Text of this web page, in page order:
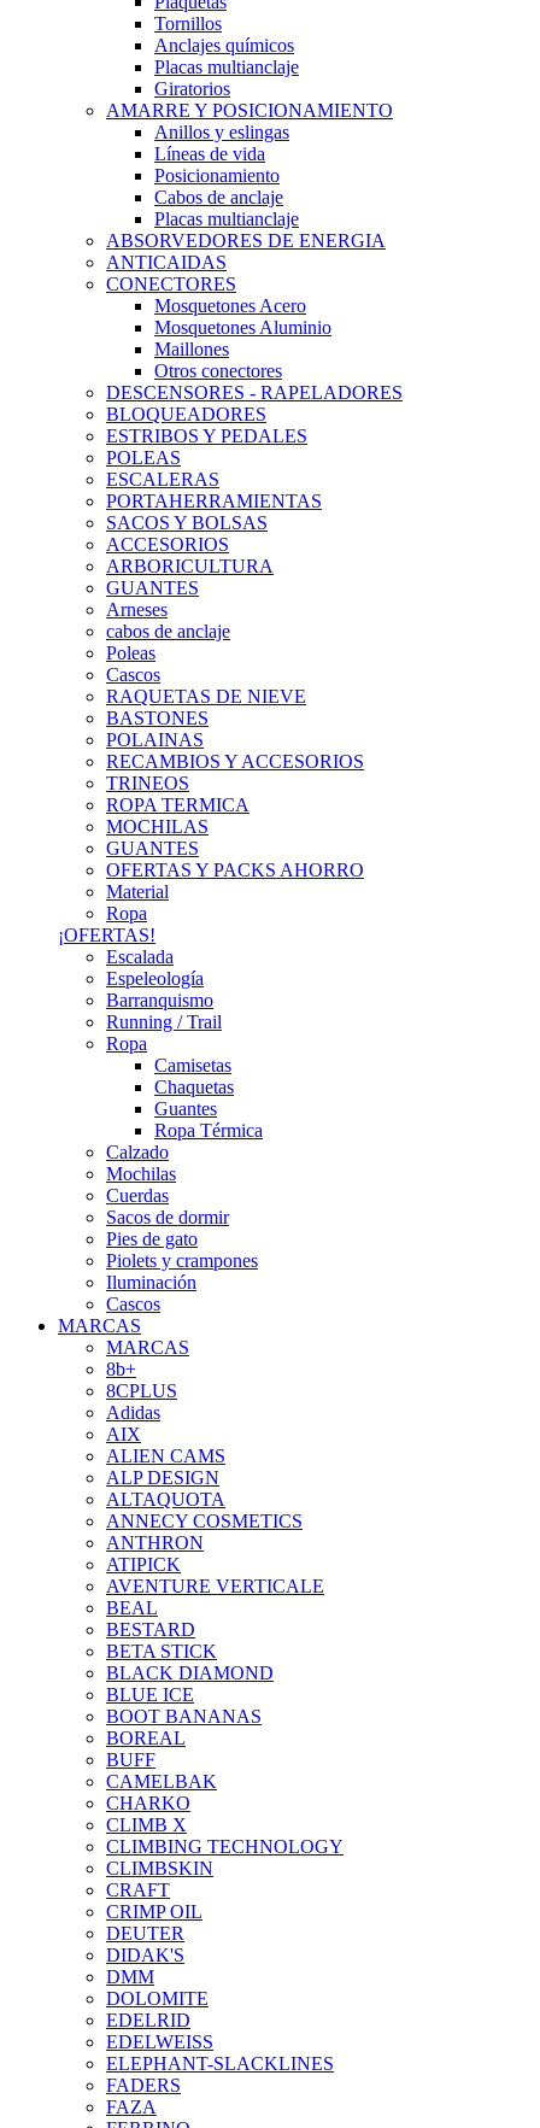
Tornillos
Anclajes químicos
Placas multianclaje
Giratorios
AMARRE Y POSICIONAMIENTO
Anillos y eslingas
Líneas de vida
Posicionamiento
Cabos de anclaje
Placas multianclaje
ABSORVEDORES DE ENERGIA
ANTICAIDAS
CONECTORES
Mosquetones Acero
Mosquetones Aluminio
Maillones
Otros conectores
DESCENSORES - RAPELADORES
BLOQUEADORES
ESTRIBOS Y PEDALES
POLEAS
ESCALERAS
PORTAHERRAMIENTAS
SACOS Y BOLSAS
ACCESORIOS
ARBORICULTURA
GUANTES
Arneses
cabos de anclaje
Poleas
Cascos
RAQUETAS DE NIEVE
BASTONES
POLAINAS
RECAMBIOS Y ACCESORIOS
TRINEOS
ROPA TERMICA
MOCHILAS
GUANTES
OFERTAS Y PACKS AHORRO
Material
Ropa
¡OFERTAS!
Escalada
Espeleología
Barranquismo
Running / Trail
Ropa
Camisetas
Chaquetas
Guantes
Ropa Térmica
Calzado
Mochilas
Cuerdas
Sacos de dormir
Pies de gato
Piolets y crampones
Iluminación
Cascos
MARCAS
MARCAS
8b+
8CPLUS
Adidas
AIX
ALIEN CAMS
ALP DESIGN
ALTAQUOTA
ANNECY COSMETICS
ANTHRON
ATIPICK
AVENTURE VERTICALE
BEAL
BESTARD
BETA STICK
BLACK DIAMOND
BLUE ICE
BOOT BANANAS
BOREAL
BUFF
CAMELBAK
CHARKO
CLIMB X
CLIMBING TECHNOLOGY
CLIMBSKIN
CRAFT
CRIMP OIL
DEUTER
DIDAK'S
DMM
DOLOMITE
EDELRID
EDELWEISS
ELEPHANT-SLACKLINES
FADERS
FAZA